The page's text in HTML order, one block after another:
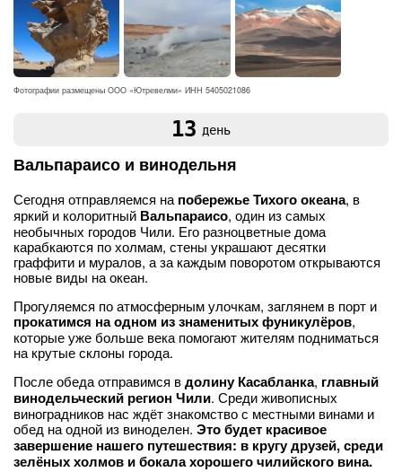
Фотографии размещены ООО «Ютревелми» ИНН 5405021086
13 день
Вальпараисо и винодельня
Сегодня отправляемся на побережье Тихого океана, в
яркий и колоритный Вальпараисо, один из самых
необычных городов Чили. Его разноцветные дома
карабкаются по холмам, стены украшают десятки
граффити и муралов, а за каждым поворотом открываются
новые виды на океан.
Прогуляемся по атмосферным улочкам, заглянем в порт и
прокатимся на одном из знаменитых фуникулёров,
которые уже больше века помогают жителям подниматься
на крутые склоны города.
После обеда отправимся вдолину Касабланка, главный
винодельческий регион Чили. Среди живописных
виноградников нас ждёт знакомство с местными винами и
обед на одной из виноделен. Это будет красивое
завершение нашего путешествия: в кругу друзей, среди
зелёных холмов и бокала хорошего чилийского вина.